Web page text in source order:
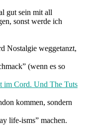
gut sein mit all
sonst werde ich
Nostalgie weggetanzt,
(wenn es so
im Cord. Und The Tuts
kommen, sondern
life-isms” machen.